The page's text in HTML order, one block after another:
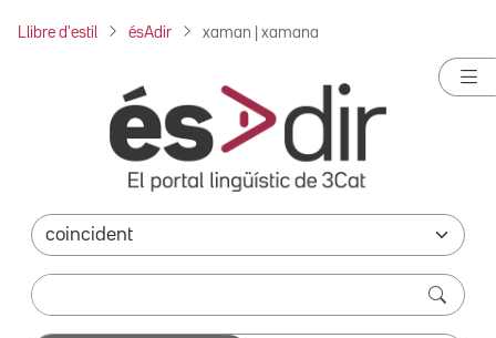
Llibre d'estil ésAdir xaman | xamana